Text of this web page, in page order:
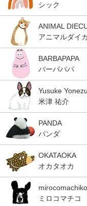
シック
ANIMAL
アニマルダイ
BARBAPAPA
バーバパパ
Yusuke Yonezu
米津 祐介
PANDA
パンダ
OKATAOKA
オカタオカ
mirocomachiko
ミロコマチコ